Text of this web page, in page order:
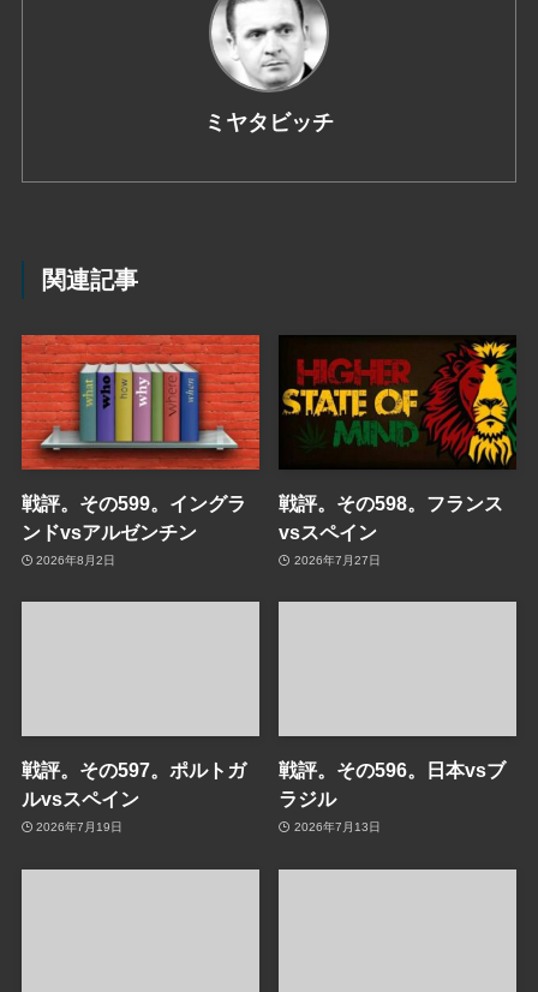
ミヤタビッチ
関連記事
戦評。その599。イングラ
ンドvsアルゼンチン
2026年8月2日
戦評。その598。フランス
vsスペイン
2026年7月27日
戦評。その597。ポルトガ
ルvsスペイン
2026年7月19日
戦評。その596。日本vsブ
ラジル
2026年7月13日